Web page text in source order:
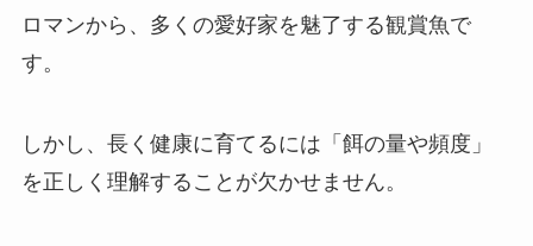
ロマンから、多くの愛好家を魅了する観賞魚で
す。
しかし、長く健康に育てるには「餌の量や頻度」
を正しく理解することが欠かせません。